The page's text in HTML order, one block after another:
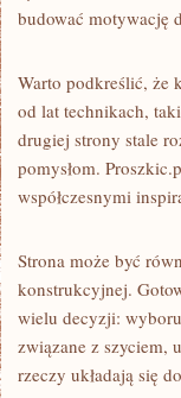
budować motywację
Warto podkreślić, że
od lat technikach,
drugiej strony stale
pomysłom.
współczesnymi
Strona może być
konstrukcyjnej.
wielu decyzji:
związane z szyciem,
rzeczy układają się